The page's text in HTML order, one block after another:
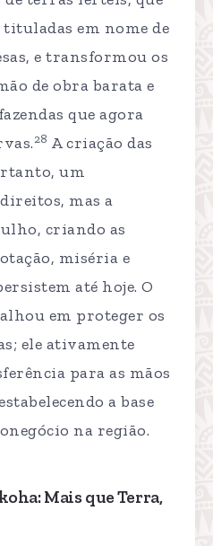
em nome de
e transformou os
de obra barata e
que agora
28 A criação das
um
mas a
criando as
miséria e
até hoje. O
em proteger os
ele ativamente
para as mãos
a base
na região.
Mais que Terra,